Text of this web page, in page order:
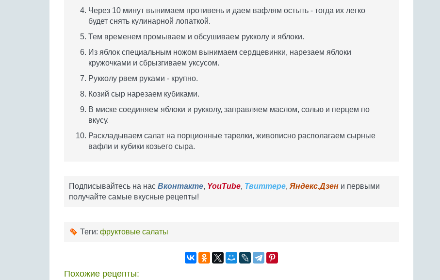
Через 10 минут вынимаем противень и даем вафлям остыть - тогда их легко
будет снять кулинарной лопаткой.
Тем временем промываем и обсушиваем рукколу и яблоки.
Из яблок специальным ножом вынимаем сердцевинки, нарезаем яблоки
кружочками и сбрызгиваем уксусом.
Рукколу рвем руками - крупно.
Козий сыр нарезаем кубиками.
В миске соединяем яблоки и рукколу, заправляем маслом, солью и перцем по
вкусу.
Раскладываем салат на порционные тарелки, живописно располагаем сырные
вафли и кубики козьего сыра.
Подписывайтесь на нас Вконтакте, YouTube, Твиттере, Яндекс.Дзен и первыми
получайте самые вкусные рецепты!
Теги: фруктовые салаты
Похожие рецепты: